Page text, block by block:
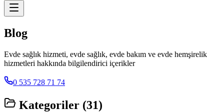
Blog
Evde sağlık hizmeti, evde sağlık, evde bakım ve evde hemşirelik
hizmetleri hakkında bilgilendirici içerikler
0 535 728 71 74
Kategoriler (31)